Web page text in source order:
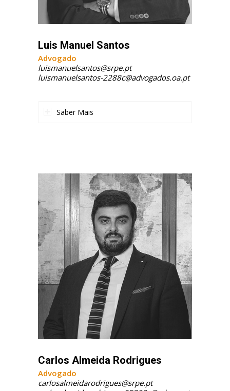
Luis Manuel Santos
Advogado
luismanuelsantos@srpe.pt
luismanuelsantos-2288c@advogados.oa.pt
Saber Mais
Carlos Almeida Rodrigues
Advogado
carlosalmeidarodrigues@srpe.pt